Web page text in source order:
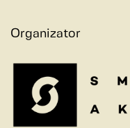
kościół
rynek
młyn
kolej
przestrzeń
Organizator